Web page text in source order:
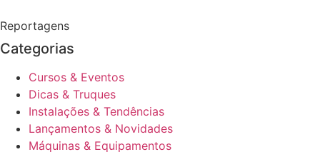
Reportagens
Categorias
Cursos & Eventos
Dicas & Truques
Instalações & Tendências
Lançamentos & Novidades
Máquinas & Equipamentos